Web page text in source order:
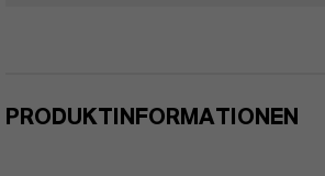
PRODUKTINFORMATIONEN